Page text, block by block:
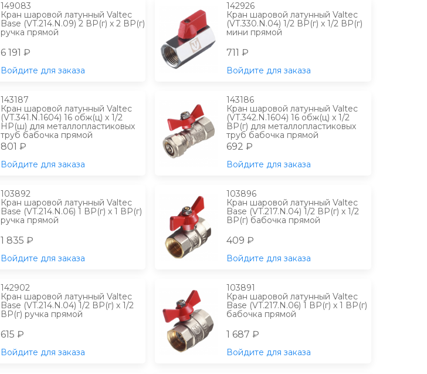
149083
Кран шаровой латунный Valtec
Base (VT.214.N.09) 2 ВР(г) х 2 ВР(г)
ручка прямой
6 191 ₽
Войдите для заказа
142926
Кран шаровой латунный Valtec
(VT.330.N.04) 1/2 ВР(г) х 1/2 ВР(г)
мини прямой
711 ₽
Войдите для заказа
143187
Кран шаровой латунный Valtec
(VT.341.N.1604) 16 обж(ц) х 1/2
НР(ш) для металлопластиковых
труб бабочка прямой
801 ₽
Войдите для заказа
143186
Кран шаровой латунный Valtec
(VT.342.N.1604) 16 обж(ц) х 1/2
ВР(г) для металлопластиковых
труб бабочка прямой
692 ₽
Войдите для заказа
103892
Кран шаровой латунный Valtec
Base (VT.214.N.06) 1 ВР(г) х 1 ВР(г)
ручка прямой
1 835 ₽
Войдите для заказа
103896
Кран шаровой латунный Valtec
Base (VT.217.N.04) 1/2 ВР(г) х 1/2
ВР(г) бабочка прямой
409 ₽
Войдите для заказа
142902
Кран шаровой латунный Valtec
Base (VT.214.N.04) 1/2 ВР(г) х 1/2
ВР(г) ручка прямой
615 ₽
Войдите для заказа
103891
Кран шаровой латунный Valtec
Base (VT.217.N.06) 1 ВР(г) х 1 ВР(г)
бабочка прямой
1 687 ₽
Войдите для заказа